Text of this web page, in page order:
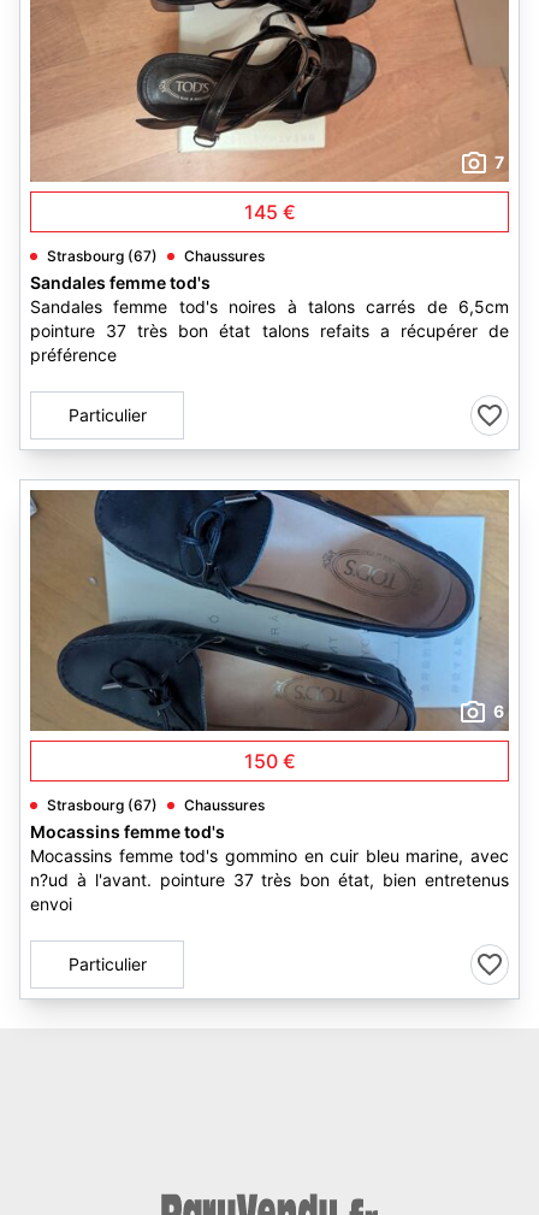
7
145 €
Strasbourg (67) Chaussures
Sandales femme tod's
Sandales femme tod's noires à talons carrés de 6,5cm
pointure 37 très bon état talons refaits a récupérer de
préférence
Particulier
6
150 €
Strasbourg (67) Chaussures
Mocassins femme tod's
Mocassins femme tod's gommino en cuir bleu marine, avec
n?ud à l'avant. pointure 37 très bon état, bien entretenus
envoi
Particulier